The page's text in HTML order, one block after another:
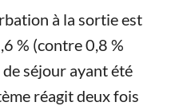
à la sortie est
% (contre 0,8 %
séjour ayant été
réagit deux fois